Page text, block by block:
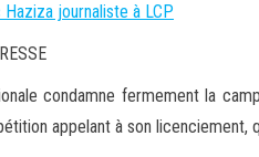
journaliste à LCP
condamne fermement la
appelant à son